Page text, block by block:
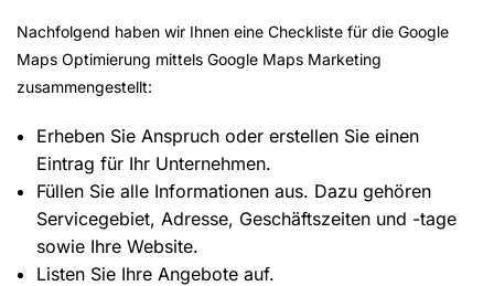
Nachfolgend haben wir Ihnen eine Checkliste für die Google
Maps Optimierung mittels Google Maps Marketing
zusammengestellt:
Erheben Sie Anspruch oder erstellen Sie einen
Eintrag für Ihr Unternehmen.
Füllen Sie alle Informationen aus. Dazu gehören
Servicegebiet, Adresse, Geschäftszeiten und -tage
sowie Ihre Website.
Listen Sie Ihre Angebote auf.